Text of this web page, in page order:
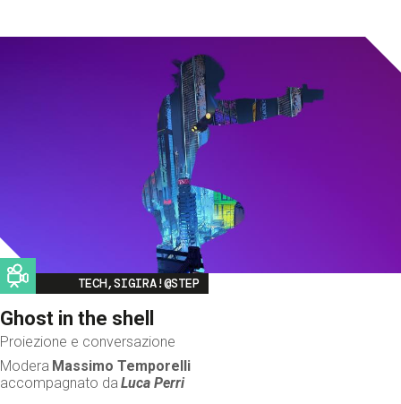
Image
TECH,SIGIRA!@STEP
Ghost in the shell
Proiezione e conversazione
Modera Massimo Temporelli
accompagnato da Luca Perri